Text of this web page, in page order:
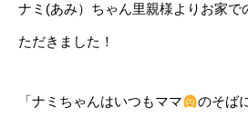
ナミ(あみ）ちゃん里親様よりお家で
ただきました！
「ナミちゃんはいつもママ のそば